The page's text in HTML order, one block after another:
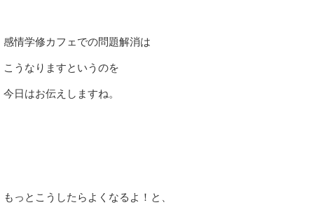
感情学修カフェでの問題解消は
こうなりますというのを
今日はお伝えしますね。
もっとこうしたらよくなるよ！と、